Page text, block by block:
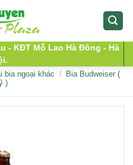
- KĐT Mỗ Lao Hà Đông - Hà
bia ngoại khác /
Bia Budweiser (
)